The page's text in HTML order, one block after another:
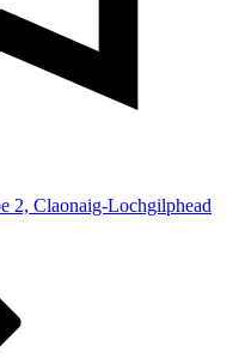
2, Claonaig-Lochgilphead